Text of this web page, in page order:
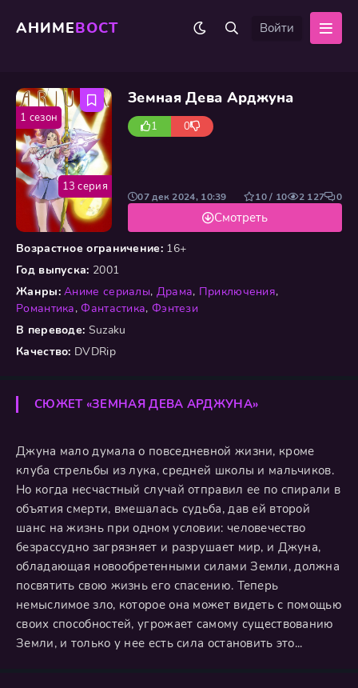
АНИМЕВОСТ Войти
Земная Дева Арджуна
1 0
Возрастное ограничение:16+
Год выпуска: 2001
Жанры: Аниме сериалы, Драма, Приключения,
Романтика,Фантастика, Фэнтези
В переводе: Suzaku
Качество: DVDRip
Смотреть
07 дек 2024, 10:39 10 / 10 2 127 0
13 серия
1 сезон
СЮЖЕТ «ЗЕМНАЯ ДЕВА АРДЖУНА»
Джуна мало думала о повседневной жизни, кроме
клуба стрельбы из лука, средней школы и мальчиков.
Но когда несчастный случай отправил ее по спирали в
объятия смерти, вмешалась судьба, дав ей второй
шанс на жизнь при одном условии: человечество
безрассудно загрязняет и разрушает мир, и Джуна,
обладающая новообретенными силами Земли, должна
посвятить свою жизнь его спасению. Теперь
немыслимое зло, которое она может видеть с помощью
своих способностей, угрожает самому существованию
Земли, и только у нее есть сила остановить это...